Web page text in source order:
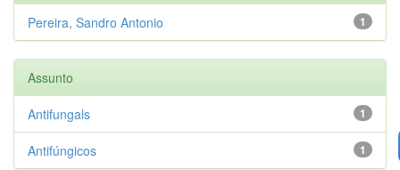
1
Pereira, Sandro Antonio
Assunto
1
Antifungals
1
Antifúngicos